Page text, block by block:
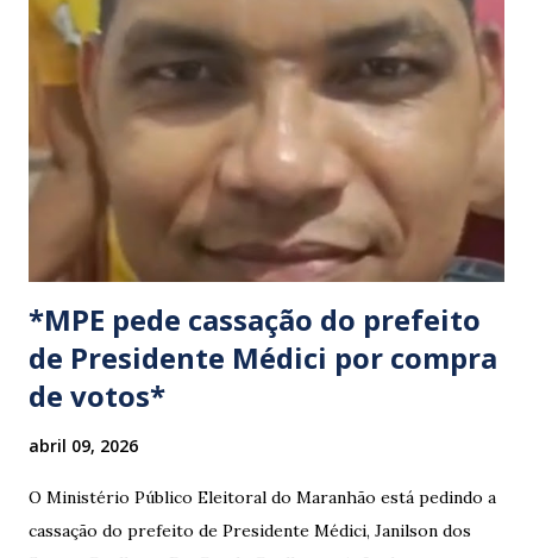
a pauta da pesca artesanal maranhense, exigindo o
cumprimento de garantias e assistência aos trabalhadores
do setor. Motoristas que planejam trafegar por essas
regiões na data devem estar atentos a possíveis
congestionamentos e atrasos.
*MPE pede cassação do prefeito
de Presidente Médici por compra
de votos*
abril 09, 2026
O Ministério Público Eleitoral do Maranhão está pedindo a
cassação do prefeito de Presidente Médici, Janilson dos